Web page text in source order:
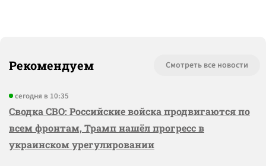
Рекомендуем Смотреть все новости
сегодня в 10:35
Сводка СВО: Российские войска продвигаются по
всем фронтам, Трамп нашёл прогресс в
украинском урегулировании